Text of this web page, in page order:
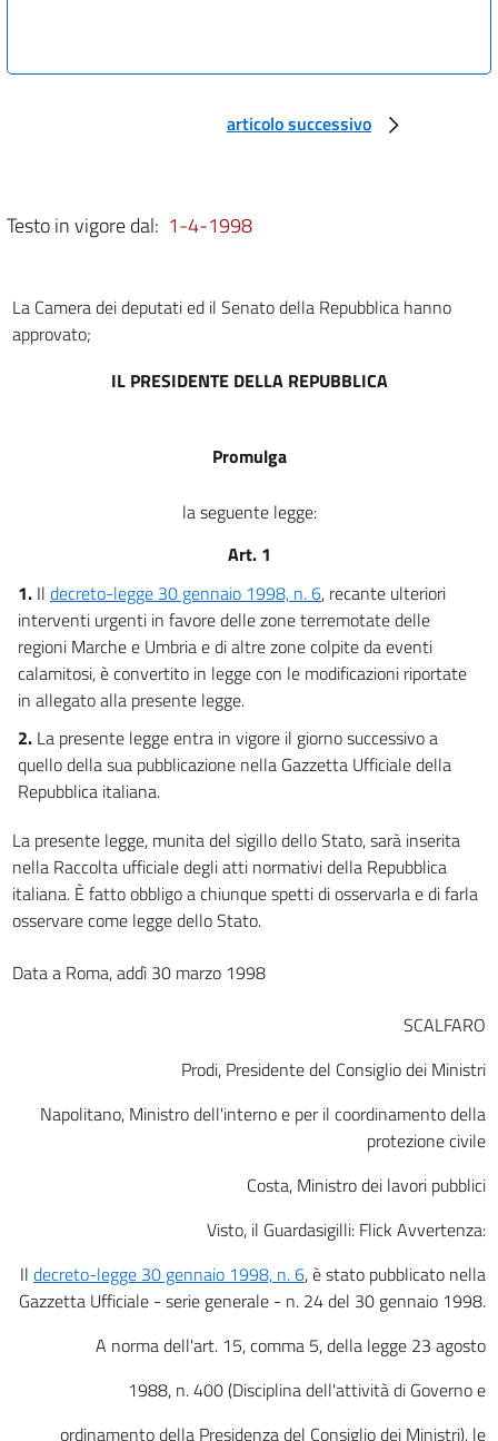
articolo successivo
Testo in vigore dal: 1-4-1998
La Camera dei deputati ed il Senato della Repubblica hanno
approvato;
IL PRESIDENTE DELLA REPUBBLICA
Promulga
la seguente legge:
Art. 1
1. Il decreto-legge 30 gennaio 1998, n. 6, recante ulteriori
interventi urgenti in favore delle zone terremotate delle
regioni Marche e Umbria e di altre zone colpite da eventi
calamitosi, è convertito in legge con le modificazioni riportate
in allegato alla presente legge.
2. La presente legge entra in vigore il giorno successivo a
quello della sua pubblicazione nella Gazzetta Ufficiale della
Repubblica italiana.
La presente legge, munita del sigillo dello Stato, sarà inserita
nella Raccolta ufficiale degli atti normativi della Repubblica
italiana. È fatto obbligo a chiunque spetti di osservarla e di farla
osservare come legge dello Stato.
Data a Roma, addì 30 marzo 1998
SCALFARO
Prodi, Presidente del Consiglio dei Ministri
Napolitano, Ministro dell'interno e per il coordinamento della
protezione civile
Costa, Ministro dei lavori pubblici
Visto, il Guardasigilli: Flick Avvertenza:
Il decreto-legge 30 gennaio 1998, n. 6, è stato pubblicato nella
Gazzetta Ufficiale - serie generale - n. 24 del 30 gennaio 1998.
A norma dell'art. 15, comma 5, della legge 23 agosto
1988, n. 400 (Disciplina dell'attività di Governo e
ordinamento della Presidenza del Consiglio dei Ministri), le